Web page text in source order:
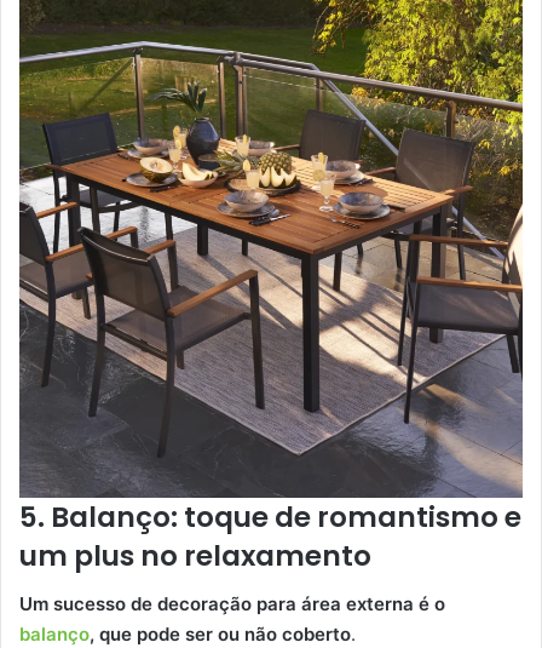
5. Balanço: toque de romantismo e
um plus no relaxamento
Um sucesso de decoração para área externa é o
balanço, que pode ser ou não coberto.